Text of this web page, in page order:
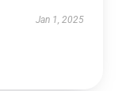
Jan 1, 2025